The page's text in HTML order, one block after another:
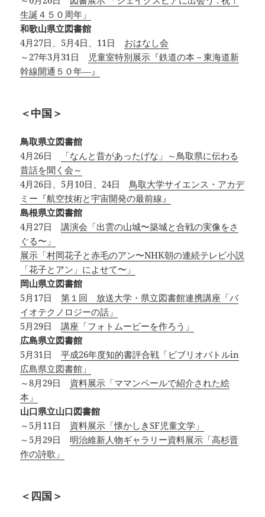
生誕４５０周年」
和歌山県立図書館
4月27日、5月4日、11日 おはなし会
～27年3月31日
児童室特別展示『鉄道の本－東海道新
幹線開通５０年―』
＜中国＞
鳥取県立図書館
4月26日
「なんと昔があったげな」～鳥取県に伝わる
昔話を聞く会～
4月26日、5月10日、24日 鳥取大学サイエンス・アカデ
ミー『航空技術と宇宙開発の最前線』
島根県立図書館
4月27日講演会「出雲の山城〜築城と合戦の実像をさ
ぐる〜」
展示「村岡花子と赤毛のアン〜NHK朝の連続テレビ小説
「花子とアン」によせて〜」
岡山県立図書館
5月17日第１回 放送大学・県立図書館連携講座「バ
イオテクノロジーの話」
5月29日講座「フォトムービーを作ろう」
広島県立図書館
5月31日平成26年度知的書評合戦「ビブリオバトルin
広島県立図書館」
～8月29日 資料展示「ママンペールで紹介された絵
本」
山口県立山口図書館
～5月11日 資料展示「懐かしきSF児童文学」
～5月29日 明治維新人物ギャラリー資料展示「高杉晋
作の詩歌」
＜四国＞